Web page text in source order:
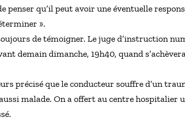
qu’il peut avoir une éventuelle
».
de témoigner. Le juge d’instruction
demain dimanche, 19h40, quand
précisé que le conducteur souffre d’un
malade. On a offert au centre hospitalier